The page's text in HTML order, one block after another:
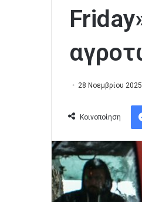
28 Νοεμβρίου 2025
Κοινοποίηση